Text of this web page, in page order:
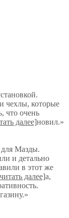
чехлы, которые
что очень
далее]новил.»
Мазды.
и детально
в этот же
далее]а,
»